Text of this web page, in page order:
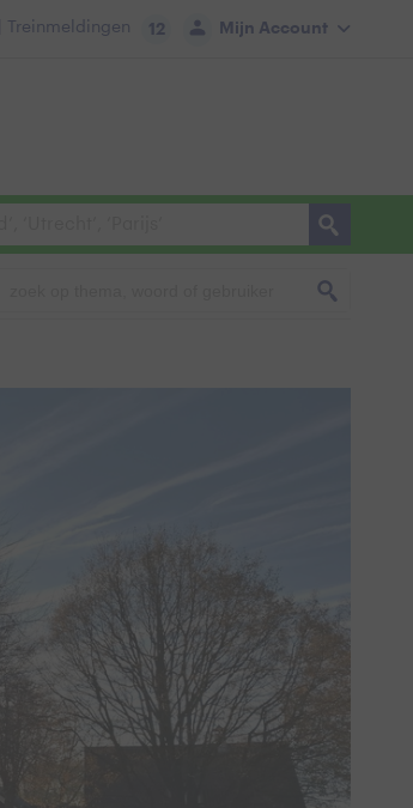
Mijn Account
| Treinmeldingen 12